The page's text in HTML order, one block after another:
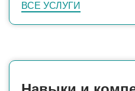
ВСЕ УСЛУГИ
Прием врача-маммолога
УЗИ молочных желез